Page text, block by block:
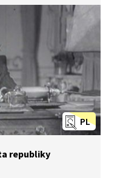
PL
republiky